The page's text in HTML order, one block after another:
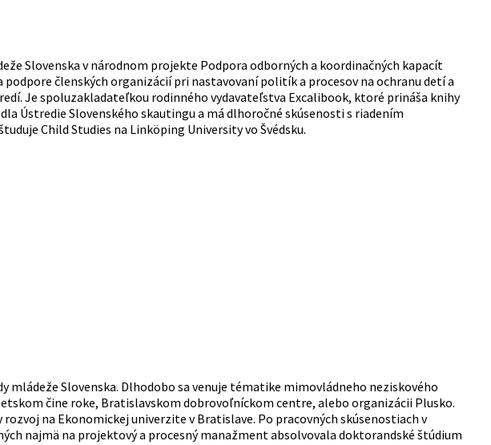
Slovenska v národnom projekte Podpora odborných a koordinačných kapacít
členských organizácií pri nastavovaní politík a procesov na ochranu detí a
Je spoluzakladateľkou rodinného vydavateľstva Excalibook, ktoré prináša knihy
Ústredie Slovenského skautingu a má dlhoročné skúsenosti s riadením
Child Studies na Linköping University vo Švédsku.
mládeže Slovenska. Dlhodobo sa venuje tématike mimovládneho neziskového
čine roke, Bratislavskom dobrovoľníckom centre, alebo organizácii Plusko.
na Ekonomickej univerzite v Bratislave. Po pracovných skúsenostiach v
najmä na projektový a procesný manažment absolvovala doktorandské štúdium